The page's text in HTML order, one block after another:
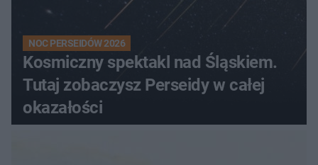
NOC PERSEIDÓW 2026
Kosmiczny spektakl nad Śląskiem.
Tutaj zobaczysz Perseidy w całej
okazałości